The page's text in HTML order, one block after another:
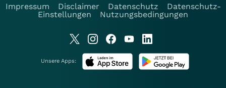
Impressum
Disclaimer Datenschutz
Datenschutz-
Einstellungen
Nutzungsbedingungen
Unsere Apps: